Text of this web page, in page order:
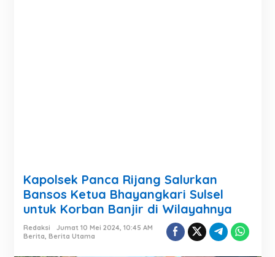
Kapolsek Panca Rijang Salurkan
Bansos Ketua Bhayangkari Sulsel
untuk Korban Banjir di Wilayahnya
Redaksi
Jumat 10 Mei 2024, 10:45 AM
Berita, Berita Utama